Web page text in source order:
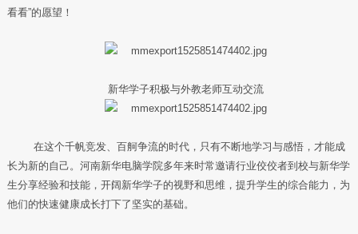
看看”的愿望！
新华学子积极与外教老师互动交流
在这个千帆竞发、百舸争流的时代，只有不断地学习与感悟，才能成
长为新的自己。河南新华电脑学院多年来时常邀请行业佼佼者到校与新华学
生分享经验和技能，开阔新华学子的视野和思维，提升学生的综合能力，为
他们的快速健康成长打下了坚实的基础。